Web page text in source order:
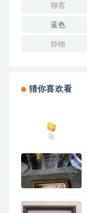
聊斋
蓝色
静物
猜你喜欢看